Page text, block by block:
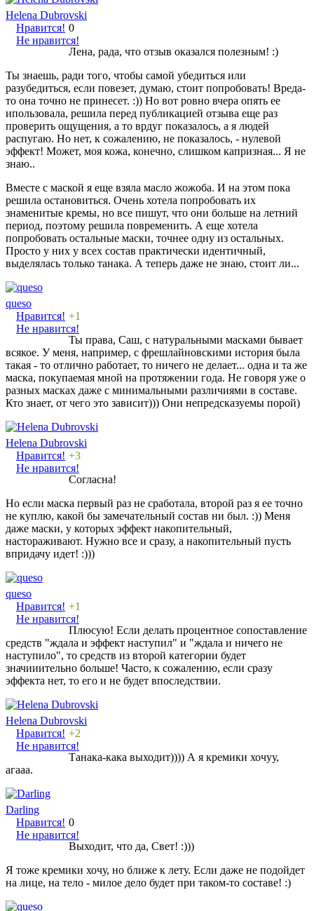
Helena Dubrovski
Нравится!
Не нравится!
0
Лена, рада, что отзыв оказался полезным! :)
Ты знаешь, ради того, чтобы самой убедиться или
разубедиться, если повезет, думаю, стоит попробовать! Вреда-
то она точно не принесет. :)) Но вот ровно вчера опять ее
ипользовала, решила перед публикацией отзыва еще раз
проверить ощущения, а то врдуг показалось, а я людей
распугаю. Но нет, к сожалению, не показалось, - нулевой
эффект! Может, моя кожа, конечно, слишком капризная... Я не
знаю..
Вместе с маской я еще взяла масло жожоба. И на этом пока
решила остановиться. Очень хотела попробовать их
знаменитые кремы, но все пишут, что они больше на летний
период, поэтому решила повременить. А еще хотела
попробовать остальные маски, точнее одну из остальных.
Просто у них у всех состав практически идентичный,
выделялась только танака. А теперь даже не знаю, стоит ли...
queso
Нравится!
Не нравится!
+1
Ты права, Саш, с натуральными масками бывает
всякое. У меня, например, с фрешлайновскими история была
такая - то отлично работает, то ничего не делает... одна и та же
маска, покупаемая мной на протяжении года. Не говоря уже о
разных масках даже с минимальными различиями в составе.
Кто знает, от чего это зависит))) Они непредсказуемы порой)
Helena Dubrovski
Нравится!
Не нравится!
+3
Согласна!
Но если маска первый раз не сработала, второй раз я ее точно
не куплю, какой бы замечательный состав ни был. :)) Меня
даже маски, у которых эффект накопительный,
настораживают. Нужно все и сразу, а накопительный пусть
впридачу идет! :)))
queso
Нравится!
Не нравится!
+1
Плюсую! Если делать процентное сопоставление
средств "ждала и эффект наступил" и "ждала и ничего не
наступило", то средств из второй категории будет
значииительно больше! Часто, к сожалению, если сразу
эффекта нет, то его и не будет впоследствии.
Helena Dubrovski
Нравится!
Не нравится!
+2
Танака-кака выходит)))) А я кремики хочуу,
агааа.
Darling
Нравится!
Не нравится!
0
Выходит, что да, Свет! :)))
Я тоже кремики хочу, но ближе к лету. Если даже не подойдет
на лице, на тело - милое дело будет при таком-то составе! :)